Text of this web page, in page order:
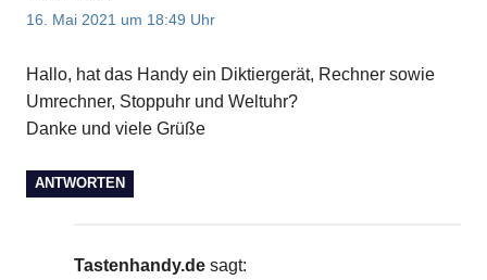
16. Mai 2021 um 18:49 Uhr
Hallo, hat das Handy ein Diktiergerät, Rechner sowie
Umrechner, Stoppuhr und Weltuhr?
Danke und viele Grüße
ANTWORTEN
Tastenhandy.de sagt: